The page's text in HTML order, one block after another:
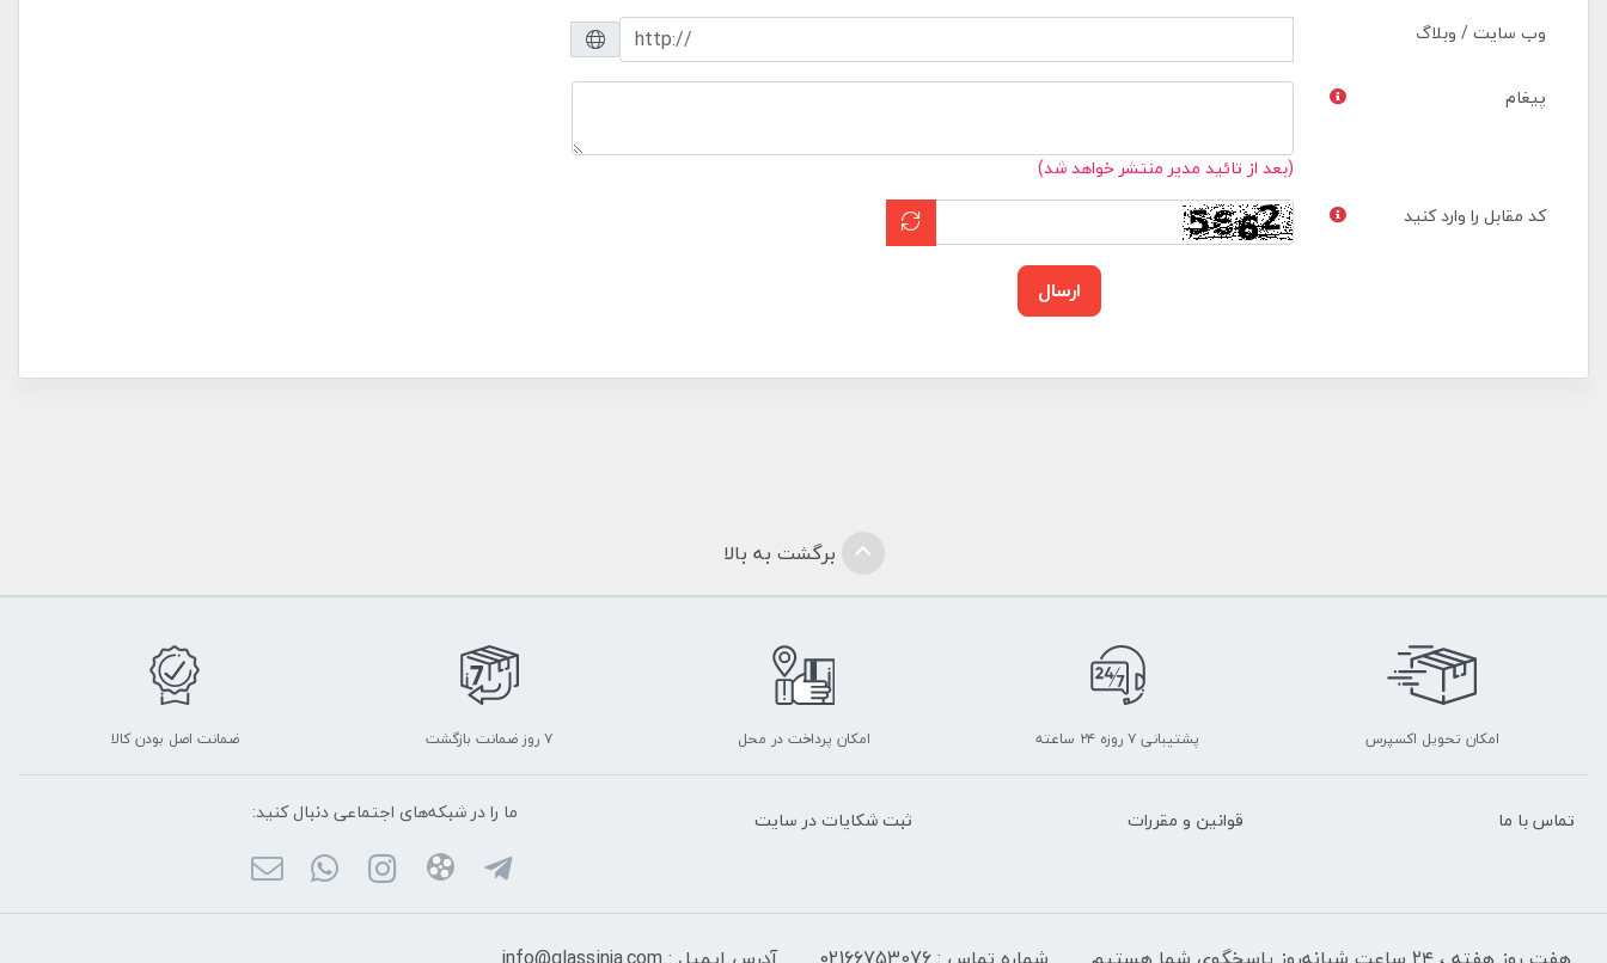
وب سایت / وبلاگ
پیغام
(بعد از تائید مدیر منتشر خواهد شد)
کد مقابل را وارد کنید
ارسال
برگشت به بالا
امکان تحویل اکسپرس پشتیبانی ۷ روزه ۲۴ ساعته امکان پرداخت در محل ۷ روز ضمانت بازگشت ضمانت اصل بودن کالا
تماس با ما قوانین و مقررات ثبت شکایات در سایت ما را در شبکه‌های اجتماعی دنبال کنید: